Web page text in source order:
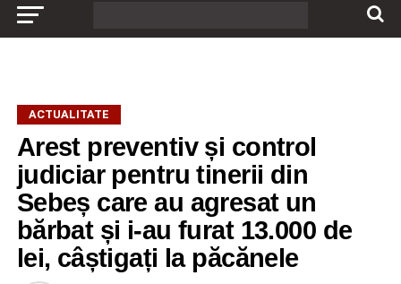
ACTUALITATE
Arest preventiv și control
judiciar pentru tinerii din
Sebeș care au agresat un
bărbat și i-au furat 13.000 de
lei, câștigați la păcănele